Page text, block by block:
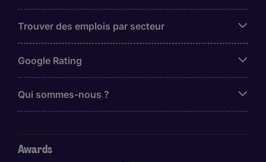
Trouver des emplois par secteur
Google Rating
Qui sommes-nous ?
Awards